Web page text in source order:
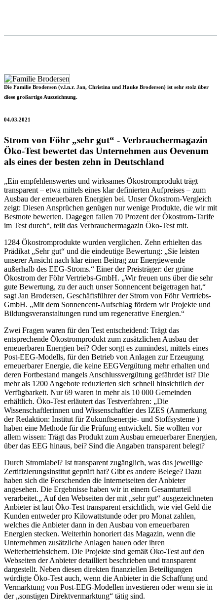
Die Familie Brodersen (v.l.n.r. Jan, Christina und Hauke Brodersen) ist sehr stolz über
diese großartige Auszeichnung.
04.03.2021
Strom von Föhr „sehr gut“ - Verbrauchermagazin
Öko-Test bewertet das Unternehmen aus Oevenum
als eines der besten zehn in Deutschland
„Ein empfehlenswertes und wirksames Ökostromprodukt trägt
transparent – etwa mittels eines klar definierten Aufpreises – zum
Ausbau der erneuerbaren Energien bei. Unser Ökostrom-Vergleich
zeigt: Diesen Ansprüchen genügen nur wenige Produkte, die wir mit
Bestnote bewerten. Dagegen fallen 70 Prozent der Ökostrom-Tarife
im Test durch“, teilt das Verbrauchermagazin Öko-Test mit.
1284 Ökostromprodukte wurden verglichen. Zehn erhielten das
Prädikat „Sehr gut“ und die eindeutige Bewertung: „Sie leisten
unserer Ansicht nach klar einen Beitrag zur Energiewende
außerhalb des EEG-Stroms.“ Einer der Preisträger: der grüne
Ökostrom der Föhr Vertriebs-GmbH. „Wir freuen uns über die sehr
gute Bewertung, zu der auch unser Sonnencent beigetragen hat,“
sagt Jan Brodersen, Geschäftsführer der Strom von Föhr Vertriebs-
GmbH. „Mit dem Sonnencent-Aufschlag fördern wir Projekte und
Bildungsveranstaltungen rund um regenerative Energien.“
Zwei Fragen waren für den Test entscheidend: Trägt das
entsprechende Ökostromprodukt zum zusätzlichen Ausbau der
erneuerbaren Energien bei? Oder sorgt es zumindest, mittels eines
Post-EEG-Modells, für den Betrieb von Anlagen zur Erzeugung
erneuerbarer Energie, die keine EEGVergütung mehr erhalten und
deren Fortbestand mangels Anschlussvergütung gefährdet ist? Die
mehr als 1200 Angebote reduzierten sich schnell hinsichtlich der
Verfügbarkeit. Nur 69 waren in mehr als 10 000 Gemeinden
erhältlich. Öko-Test erläutert das Testverfahren: „Die
Wissenschaftlerinnen und Wissenschaftler des IZES (Anmerkung
der Redaktion: Institut für Zukunftsenergie- und Stoffsysteme )
haben eine Methode für die Prüfung entwickelt. Sie wollten vor
allem wissen: Trägt das Produkt zum Ausbau erneuerbarer Energien,
über das EEG hinaus, bei? Sind die Angaben transparent belegt?
Durch Stromlabel? Ist transparent zugänglich, was das jeweilige
Zertifizierungsinstitut geprüft hat? Gibt es andere Belege? Dazu
haben sich die Forschenden die Internetseiten der Anbieter
angesehen. Die Ergebnisse haben wir in einem Gesamturteil
verarbeitet.„ Auf den Webseiten der mit „sehr gut“ ausgezeichneten
Anbieter ist laut Öko-Test transparent ersichtlich, wie viel Geld die
Kunden entweder pro Kilowattstunde oder pro Monat zahlen,
welches die Anbieter dann in den Ausbau von erneuerbaren
Energien stecken. Weiterhin honoriert das Magazin, wenn die
Unternehmen zusätzliche Anlagen bauen oder ihren
Weiterbetriebsichern. Die Projekte sind gemäß Öko-Test auf den
Webseiten der Anbieter detailliert beschrieben und transparent
dargestellt. Neben diesen direkten finanziellen Beteiligungen
würdigte Öko-Test auch, wenn die Anbieter in die Schaffung und
Vermarktung von Post-EEG-Modellen investieren oder wenn sie in
der „sonstigen Direktvermarktung“ tätig sind.